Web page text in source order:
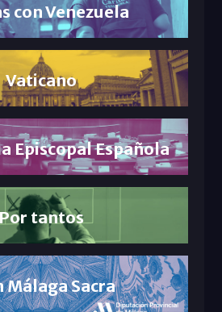
con Venezuela
Vaticano
Episcopal Española
Por tantos
Málaga Sacra